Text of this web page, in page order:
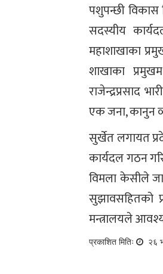
पशुपन्छी विकास
सदस्यीय
महाशाखाका
शाखाका
राजेन्द्रप्रसाद
एक जना, कानुन
सुर्खेत लगायत
कार्यदल गठन
विमला केसीले
सुझावसहितको
मन्त्रालयले
प्रकाशित मितिः २६